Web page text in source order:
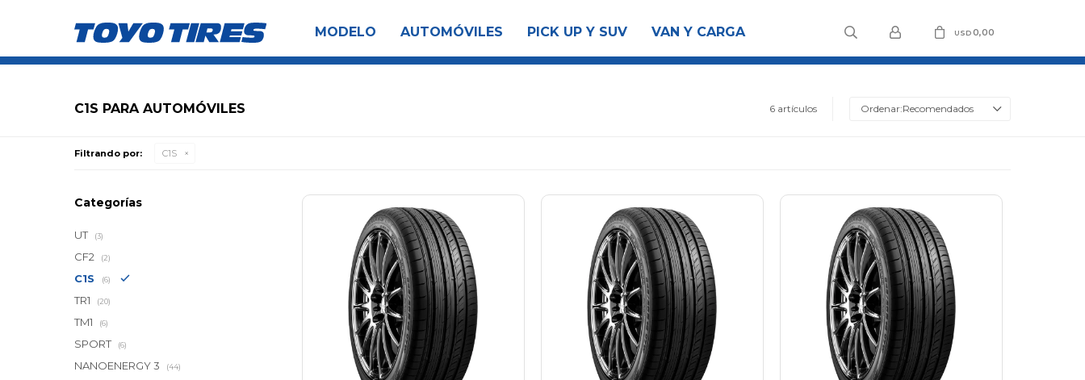
MODELO AUTOMÓVILES PICK UP Y SUV VAN Y CARGA USD0,00
C1S PARA AUTOMÓVILES 6 artículos Recomendados
Filtrando por: C1S
Categorías
UT (3)
CF2 (2)
C1S (6)
TR1 (20)
TM1 (6)
SPORT (6)
NANOENERGY 3 (44)